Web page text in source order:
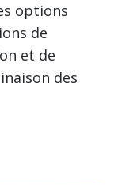
options
de
et de
des